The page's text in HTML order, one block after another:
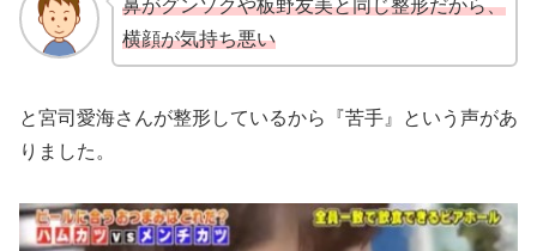
鼻がグンソクや板野友美と同じ整形だから、
横顔が気持ち悪い
と宮司愛海さんが整形しているから『苦手』という声があ
りました。